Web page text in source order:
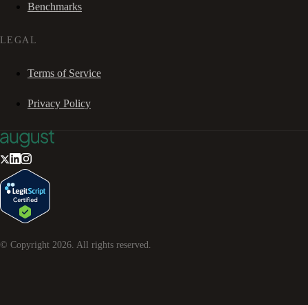
Benchmarks
LEGAL
Terms of Service
Privacy Policy
© Copyright 2026. All rights reserved.